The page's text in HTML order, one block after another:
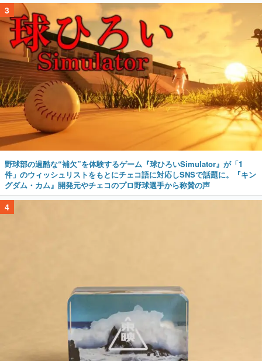
3
野球部の過酷な“補欠”を体験するゲーム『球ひろいSimulator』が「1
件」のウィッシュリストをもとにチェコ語に対応しSNSで話題に。『キン
グダム・カム』開発元やチェコのプロ野球選手から称賛の声
4